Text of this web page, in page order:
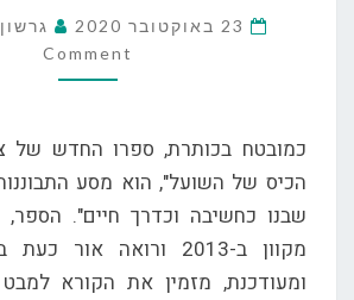
שועלים
23 באוקטובר 2020
Comment
כמובטח בכותרת, ספרו החדש של
הכיס של השועל", הוא מסע
שבנו כחשיבה וכדרך חיים".
מקוון ב-2013 ורואה
ומעודכנת, מזמין את הקורא